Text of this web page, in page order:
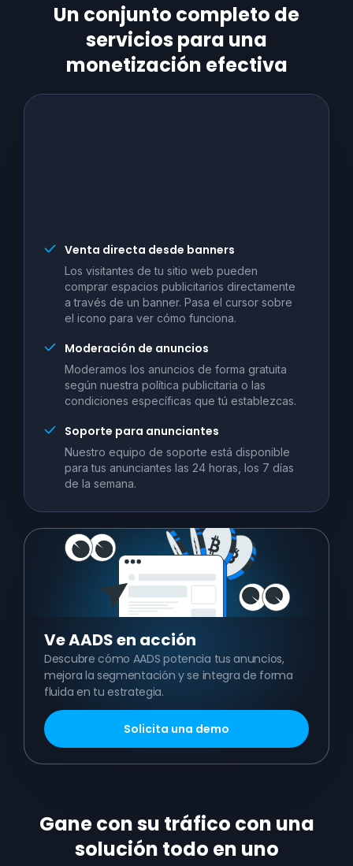
Un conjunto completo de
servicios para una
monetización efectiva
Venta directa desde banners
Los visitantes de tu sitio web pueden
comprar espacios publicitarios directamente
a través de un banner. Pasa el cursor sobre
el icono para ver cómo funciona.
Moderación de anuncios
Moderamos los anuncios de forma gratuita
según nuestra política publicitaria o las
condiciones específicas que tú establezcas.
Soporte para anunciantes
Nuestro equipo de soporte está disponible
para tus anunciantes las 24 horas, los 7 días
de la semana.
VeAADS en acción
Descubre cómo AADS potencia tus anuncios,
mejora la segmentación y se integra de forma
fluida en tu estrategia.
Solicita una demo
Gane con su tráfico con una
solución todo en uno